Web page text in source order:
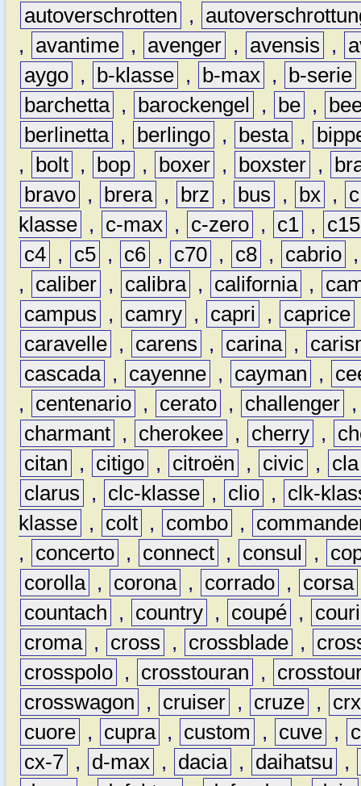
autoverschrotten
,
,
avantime , avenger , avensis ,
aygo , b-klasse , b-max , b-serie
barchetta , barockengel , be ,
berlinetta , berlingo , besta ,
,
bolt , bop , boxer , boxster ,
bravo , brera , brz , bus , bx ,
c
klasse , c-max , c-zero , c1 ,
c15
c4 , c5 , c6 , c70 , c8 , cabrio
,
caliber , calibra , california ,
campus
, camry , capri , caprice
caravelle , carens , carina ,
cascada , cayenne , cayman ,
,
centenario , cerato , challenger
charmant , cherokee , cherry ,
citan
, citigo , citroën , civic ,
cla
clarus
, clc-klasse , clio ,
clk-
klasse , colt , combo ,
,
concerto , connect , consul ,
corolla , corona , corrado , corsa
countach
, country , coupé ,
croma , cross , crossblade ,
crosspolo , crosstouran ,
crosswagon
, cruiser , cruze ,
crx
cuore , cupra , custom , cuve ,
cx-7 , d-max , dacia , daihatsu
,